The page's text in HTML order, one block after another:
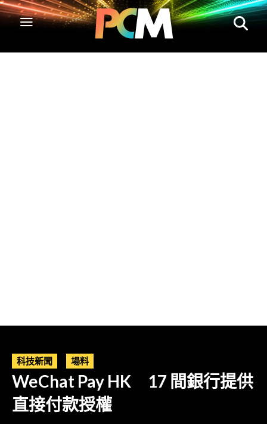
科技新聞 場料
WeChat Pay HK 17 間銀行提供
直接付款授權